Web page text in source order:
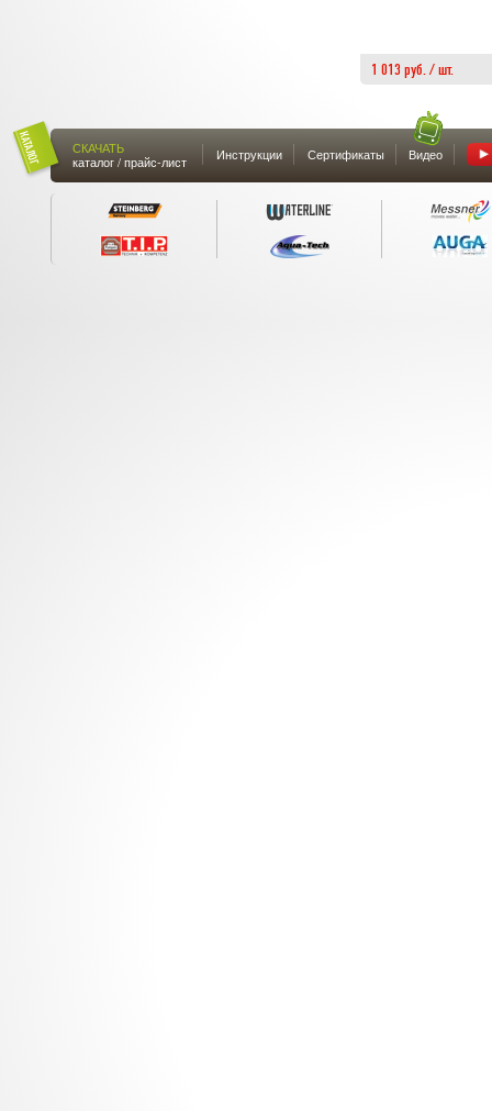
1 013 руб. / шт.
СКАЧАТЬ
каталог / прайс-лист
Инструкции Сертификаты Видео